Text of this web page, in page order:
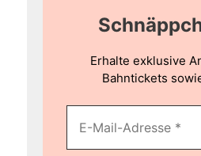
Erhalte exklusive
Bahntickets